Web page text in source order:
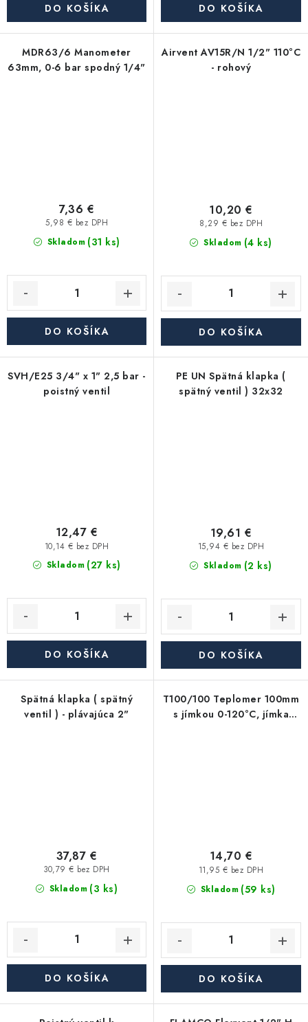
DO KOŠÍKA DO KOŠÍKA
MDR63/6 Manometer
63mm, 0-6 bar spodný 1/4"
Skladom (31 ks)
5,98 € bez DPH
7,36 €
DO KOŠÍKA
Airvent AV15R/N 1/2" 110°C
- rohový
Skladom (4 ks)
8,29 € bez DPH
10,20 €
DO KOŠÍKA
SVH/E25 3/4" x 1" 2,5 bar -
poistný ventil
Skladom (27 ks)
10,14 € bez DPH
12,47 €
DO KOŠÍKA
PE UN Spätná klapka (
spätný ventil ) 32x32
Skladom (2 ks)
15,94 € bez DPH
19,61 €
DO KOŠÍKA
Spätná klapka ( spätný
ventil ) - plávajúca 2"
Skladom (3 ks)
30,79 € bez DPH
37,87 €
DO KOŠÍKA
T100/100 Teplomer 100mm
s jímkou 0-120°C, jímka
Skladom (59 ks)
11,95 € bez DPH
14,70 €
DO KOŠÍKA